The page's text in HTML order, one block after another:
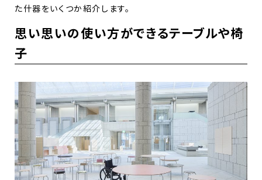
た什器をいくつか紹介します。
思い思いの使い方ができるテーブルや椅
子